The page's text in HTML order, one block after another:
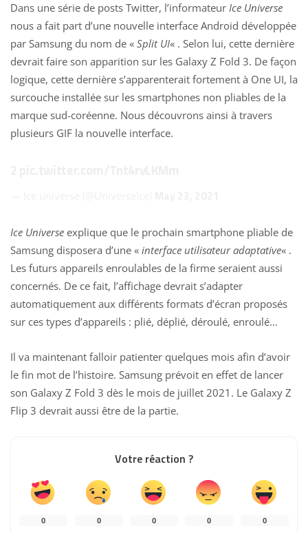
Dans une série de posts Twitter, l’informateur Ice Universe
nous a fait part d’une nouvelle interface Android développée
par Samsung du nom de « Split UI« . Selon lui, cette dernière
devrait faire son apparition sur les Galaxy Z Fold 3. De façon
logique, cette dernière s’apparenterait fortement à One UI, la
surcouche installée sur les smartphones non pliables de la
marque sud-coréenne. Nous découvrons ainsi à travers
plusieurs GIF la nouvelle interface.
Ice Universe explique que le prochain smartphone pliable de
Samsung disposera d’une « interface utilisateur adaptative« .
Les futurs appareils enroulables de la firme seraient aussi
concernés. De ce fait, l’affichage devrait s’adapter
automatiquement aux différents formats d’écran proposés
sur ces types d’appareils : plié, déplié, déroulé, enroulé…
Il va maintenant falloir patienter quelques mois afin d’avoir
le fin mot de l’histoire. Samsung prévoit en effet de lancer
son Galaxy Z Fold 3 dès le mois de juillet 2021. Le Galaxy Z
Flip 3 devrait aussi être de la partie.
Votre réaction ?
0 0 0 0 0